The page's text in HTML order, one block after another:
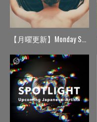
【月曜更新】Monday Spin